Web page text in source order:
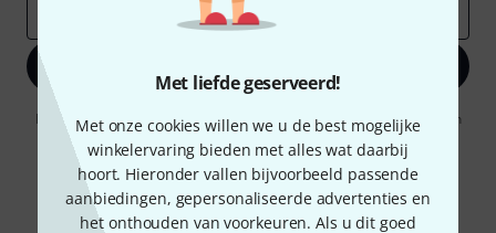
Met liefde geserveerd!
Met onze cookies willen we u de best mogelijke
winkelervaring bieden met alles wat daarbij
hoort. Hieronder vallen bijvoorbeeld passende
aanbiedingen, gepersonaliseerde advertenties en
het onthouden van voorkeuren. Als u dit goed
Door op "Registreer nu" te klikken, gaat u akkoord met het ontvangen
van e-mailreclame. U kunt zich op elk moment afmelden. Meer
informatie over de nieuwsbrief vindt u in onzerichtlijn
gegevensbescherming.
* Benodigd